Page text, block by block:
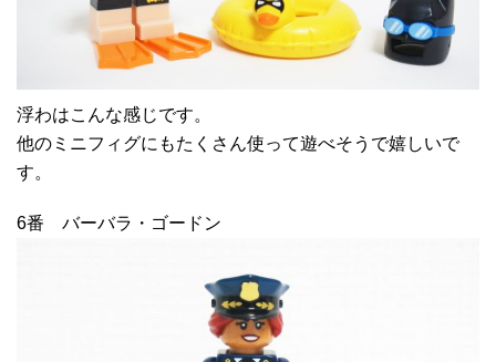
浮わはこんな感じです。
他のミニフィグにもたくさん使って遊べそうで嬉しいで
す。
6番 バーバラ・ゴードン